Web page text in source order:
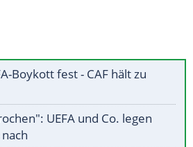
Boykott fest - CAF hält zu
UEFA und Co. legen